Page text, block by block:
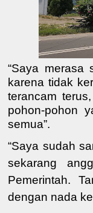
“Saya merasa
karena tidak
terancam
pohon-pohon
semua”.
“Saya sudah
sekarang
Pemerintah.
dengan nada